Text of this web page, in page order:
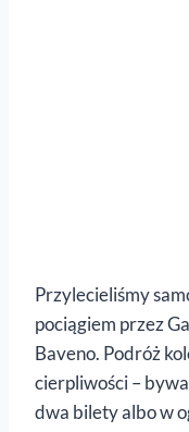
Przylecieliśmy
pociągiem przez
Baveno. Podróż
cierpliwości –
dwa bilety albo w